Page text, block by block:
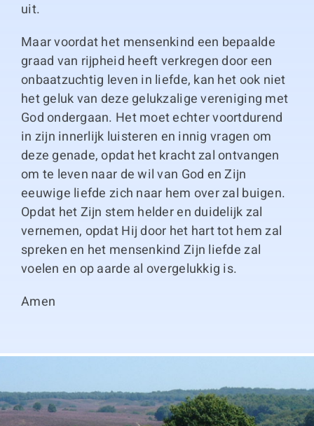
uit.
Maar voordat het mensenkind een bepaalde
graad van rijpheid heeft verkregen door een
onbaatzuchtig leven in liefde, kan het ook niet
het geluk van deze gelukzalige vereniging met
God ondergaan. Het moet echter voortdurend
in zijn innerlijk luisteren en innig vragen om
deze genade, opdat het kracht zal ontvangen
om te leven naar de wil van God en Zijn
eeuwige liefde zich naar hem over zal buigen.
Opdat het Zijn stem helder en duidelijk zal
vernemen, opdat Hij door het hart tot hem zal
spreken en het mensenkind Zijn liefde zal
voelen en op aarde al overgelukkig is.
Amen